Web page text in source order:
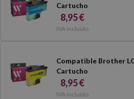
Cartucho
8,95 €
IVA incluido
Compatible Brother
Cartucho
8,95 €
IVA incluido